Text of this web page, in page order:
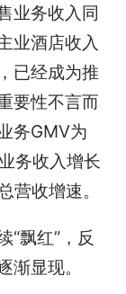
业务收入同
业酒店收入
已经成为推
要性不言而
务GMV为
务收入增长
收增速。
“飘红”，反
显现。